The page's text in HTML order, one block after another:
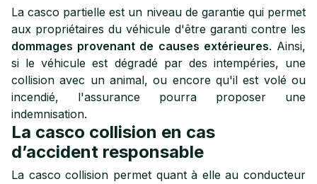
La casco partielle est un niveau de garantie qui permet
aux propriétaires du véhicule d'être garanti contre les
dommages provenant de causes extérieures. Ainsi,
si le véhicule est dégradé par des intempéries, une
collision avec un animal, ou encore qu'il est volé ou
incendié, l'assurance pourra proposer une
indemnisation.
La casco collision en cas
d’accident responsable
La casco collision permet quant à elle au conducteur